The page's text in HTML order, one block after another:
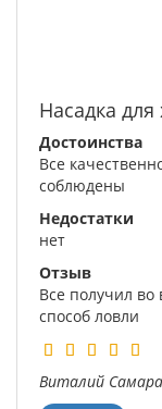
Насадка для
Достоинства
Все
соблюдены
Недостатки
нет
Отзыв
Все получил
способ ловли
Виталий Самара